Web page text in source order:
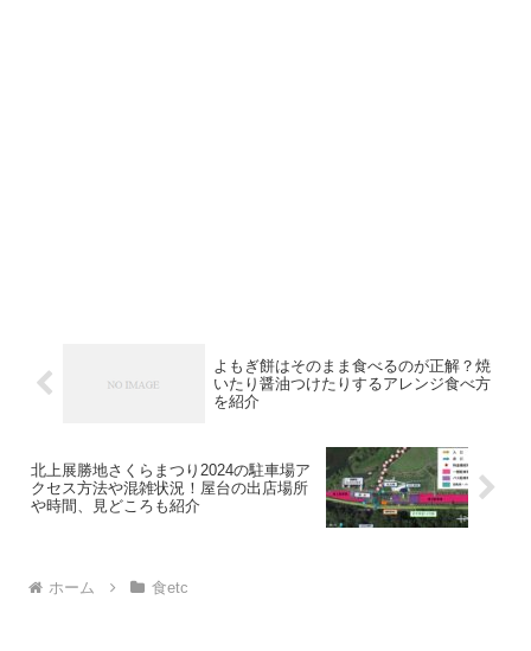
よもぎ餅はそのまま食べるのが正解？焼
いたり醤油つけたりするアレンジ食べ方
を紹介
北上展勝地さくらまつり2024の駐車場ア
クセス方法や混雑状況！屋台の出店場所
や時間、見どころも紹介
ホーム 食etc